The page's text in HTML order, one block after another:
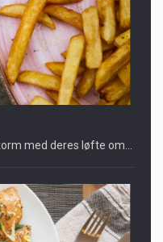
med deres løfte om…